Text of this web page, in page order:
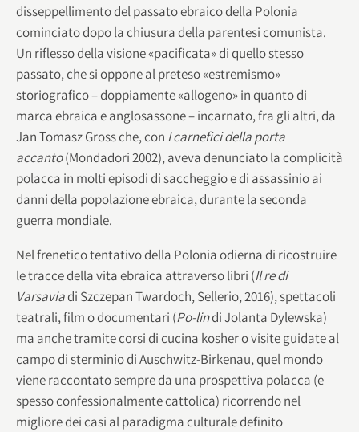
disseppellimento del passato ebraico della Polonia
cominciato dopo la chiusura della parentesi comunista.
Un riflesso della visione «pacificata» di quello stesso
passato, che si oppone al preteso «estremismo»
storiografico – doppiamente «allogeno» in quanto di
marca ebraica e anglosassone – incarnato, fra gli altri, da
Jan Tomasz Gross che, con I carnefici della porta
accanto(Mondadori 2002), aveva denunciato la complicità
polacca in molti episodi di saccheggio e di assassinio ai
danni della popolazione ebraica, durante la seconda
guerra mondiale.
Nel frenetico tentativo della Polonia odierna di ricostruire
le tracce della vita ebraica attraverso libri (Il re di
Varsaviadi Szczepan Twardoch, Sellerio, 2016), spettacoli
teatrali, film o documentari (Po-lindi Jolanta Dylewska)
ma anche tramite corsi di cucina kosher o visite guidate al
campo di sterminio di Auschwitz-Birkenau, quel mondo
viene raccontato sempre da una prospettiva polacca (e
spesso confessionalmente cattolica) ricorrendo nel
migliore dei casi al paradigma culturale definito